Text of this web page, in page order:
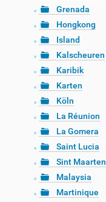
Grenada
Hongkong
Island
Kalscheuren
Karibik
Karten
Köln
La Réunion
La Gomera
Saint Lucia
Sint Maarten
Malaysia
Martinique